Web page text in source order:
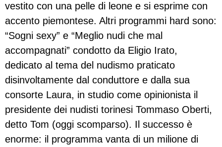
vestito con una pelle di leone e si esprime con
accento piemontese. Altri programmi hard sono:
“Sogni sexy” e “Meglio nudi che mal
accompagnati” condotto da Eligio Irato,
dedicato al tema del nudismo praticato
disinvoltamente dal conduttore e dalla sua
consorte Laura, in studio come opinionista il
presidente dei nudisti torinesi Tommaso Oberti,
detto Tom (oggi scomparso). Il successo è
enorme: il programma vanta di un milione di